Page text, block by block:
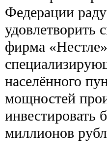
Федерации
удовлетворить
фирма
населённого
мощностей
инвестировать
миллионов